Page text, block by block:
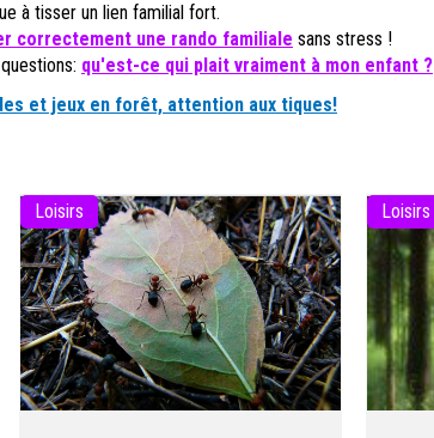
à tisser un lien familial fort.
correctement une rando familiale sans stress !
qu'est-ce qui plait vraiment à mon enfant ?
et jeux en forêt, attention aux tiques!
Loisirs Loisirs